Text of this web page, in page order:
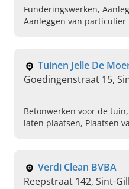
Funderingswerken,
Aanleggen van particulier tuinen, Sloot
Tuinen Jelle De
Goedingenstraat 15,
Betonwerken voor de
laten plaatsen, Plaatsen
Verdi Clean BVBA
Reepstraat 142, Sint-